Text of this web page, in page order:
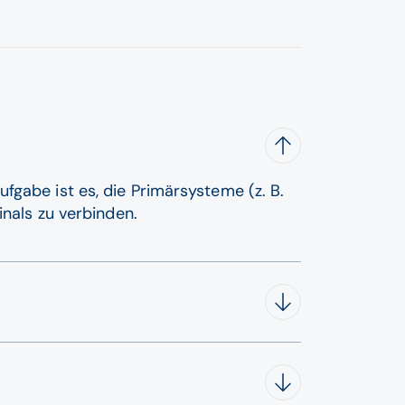
ist es, die Primärsysteme (z. B.
zu verbinden.
eine digitale Unterschrift. Sie können